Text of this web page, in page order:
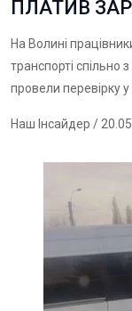
ПЛАТИВ
На Волині
транспорті спільно
провели перевірку
Наш Інсайдер /